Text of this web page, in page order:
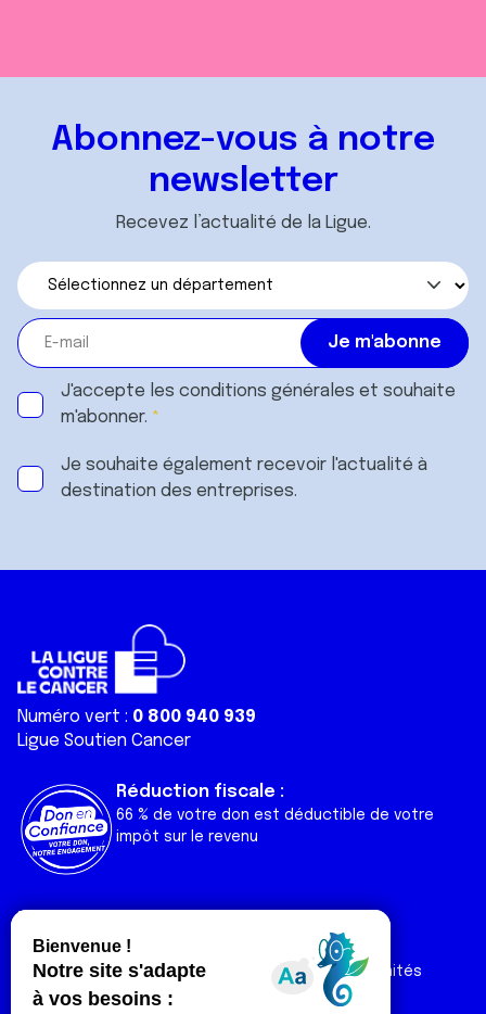
Abonnez-vous à notre
newsletter
Recevez l’actualité de la Ligue.
J'accepte les conditions générales et souhaite
m'abonner.
Je souhaite également recevoir l'actualité à
destination des entreprises.
Numéro vert : 0 800 940 939
Ligue Soutien Cancer
Réduction fiscale :
66 % de votre don est déductible de votre
impôt sur le revenu
Liens utiles
Nos actualités
Nos publications
Contact
Espace Ligue & comités
Espace chercheur